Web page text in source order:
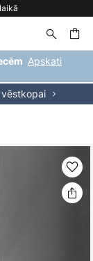
Apskati